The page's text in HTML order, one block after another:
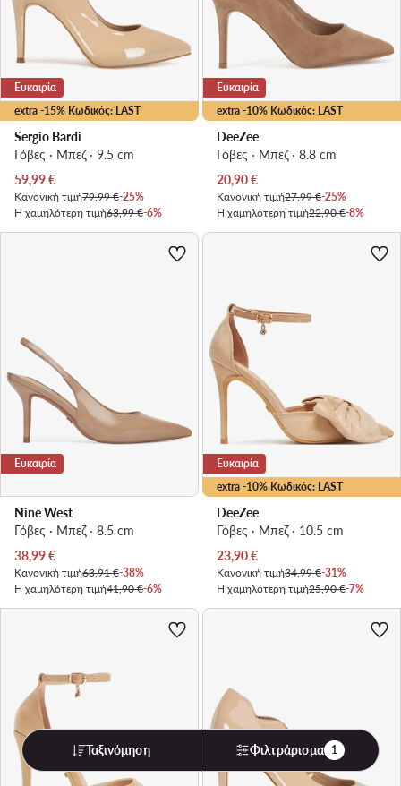
extra -15% Κωδικός: LAST
Ευκαιρία
Sergio Bardi
Γόβες · Μπεζ · 9.5 cm
Τρέχουσα τιμή
59,99€
Κανονική τιμή79,99 €-25%
Η χαμηλότερη τιμή63,99 €-6%
extra -10% Κωδικός: LAST
Ευκαιρία
DeeZee
Γόβες · Μπεζ · 8.8 cm
Τρέχουσα τιμή
20,90€
Κανονική τιμή27,99 €-25%
Η χαμηλότερη τιμή22,90 €-8%
Ευκαιρία
Nine West
Γόβες · Μπεζ · 8.5 cm
Τρέχουσα τιμή
38,99€
Κανονική τιμή63,91 €-38%
Η χαμηλότερη τιμή41,90 €-6%
extra -10% Κωδικός: LAST
Ευκαιρία
DeeZee
Γόβες · Μπεζ · 10.5 cm
Τρέχουσα τιμή
23,90€
Κανονική τιμή34,99 €-31%
Η χαμηλότερη τιμή25,90 €-7%
Ταξινόμηση Φιλτράρισμα 1